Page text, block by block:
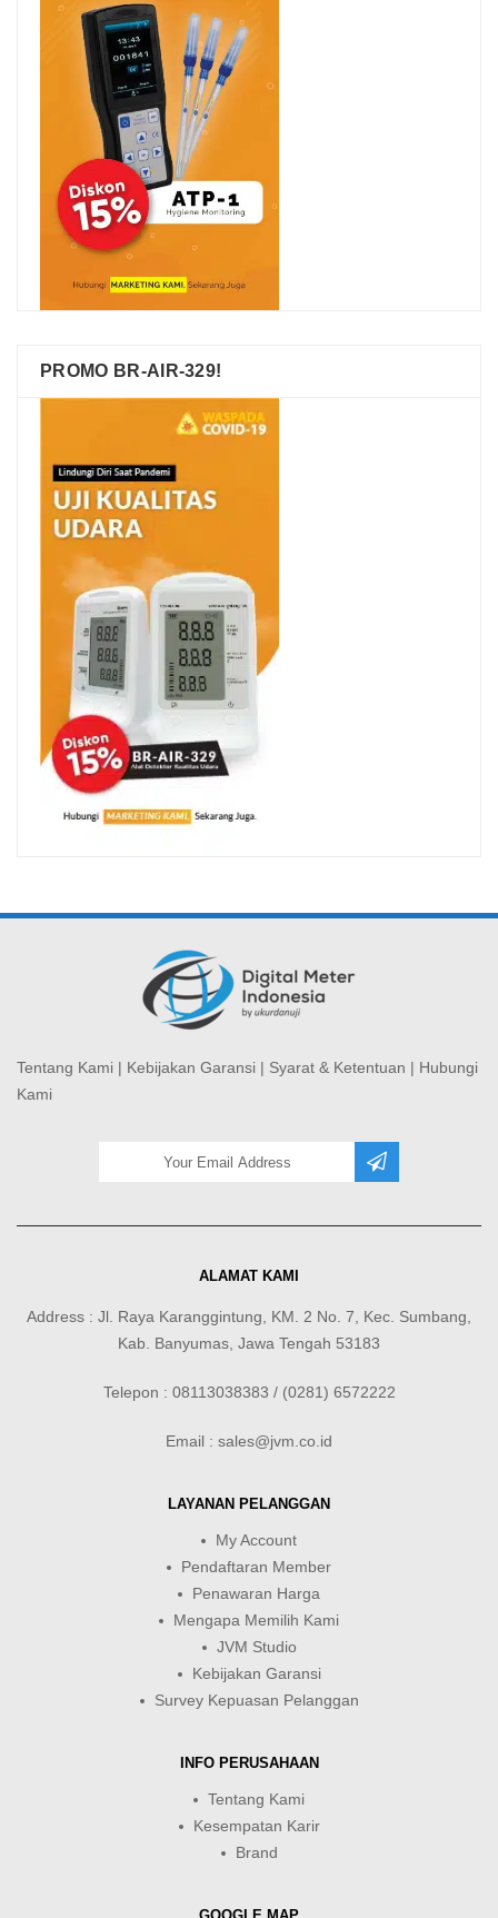
PROMO BR-AIR-329!
Tentang Kami | Kebijakan Garansi | Syarat & Ketentuan | Hubungi
Kami
ALAMAT KAMI
Address : Jl. Raya Karanggintung, KM. 2 No. 7, Kec. Sumbang,
Kab. Banyumas, Jawa Tengah 53183
Telepon : 08113038383 / (0281) 6572222
Email : sales@jvm.co.id
LAYANAN PELANGGAN
My Account
Pendaftaran Member
Penawaran Harga
Mengapa Memilih Kami
JVM Studio
Kebijakan Garansi
Survey Kepuasan Pelanggan
INFO PERUSAHAAN
Tentang Kami
Kesempatan Karir
Brand